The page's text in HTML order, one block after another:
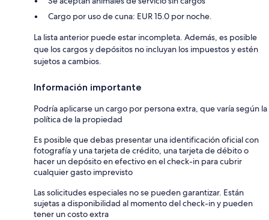
Cargo por uso de cuna: EUR 15.0 por noche.
La lista anterior puede estar incompleta. Además, es posible
que los cargos y depósitos no incluyan los impuestos y estén
sujetos a cambios.
Información importante
Podría aplicarse un cargo por persona extra, que varía según la
política de la propiedad
Es posible que debas presentar una identificación oficial con
fotografía y una tarjeta de crédito, una tarjeta de débito o
hacer un depósito en efectivo en el check-in para cubrir
cualquier gasto imprevisto
Las solicitudes especiales no se pueden garantizar. Están
sujetas a disponibilidad al momento del check-in y pueden
tener un costo extra